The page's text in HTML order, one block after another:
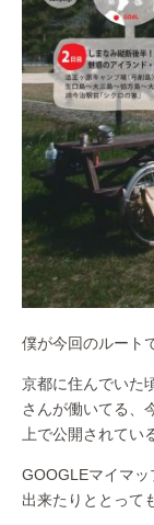
僕が今回のルート
京都に住んでいた
さんが働いてる、
上で公開されてい
GOOGLEマイマ
出来たりととって